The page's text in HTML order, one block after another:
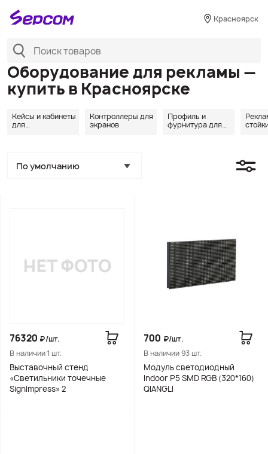
Красноярск
Оборудование для рекламы —
купить в Красноярске
Кейсы и кабинеты
для
Контроллеры для
экранов
Профиль и
фурнитура для
По умолчанию
76320 ₽/шт.
В наличии 1 шт.
Выставочный стенд
«Светильники точечные
SignImpress» 2
700 ₽/шт.
В наличии 93 шт.
Модуль светодиодный
Indoor Р5 SMD RGB (320*160)
QIANGLI